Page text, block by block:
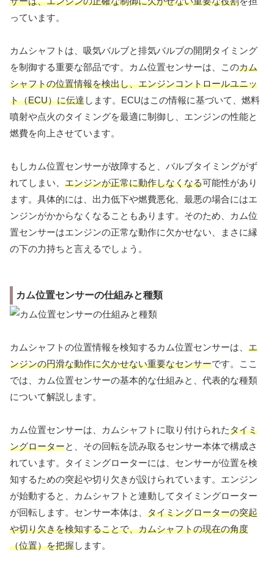
っています。
カムシャフトは、吸気バルブと排気バルブの開閉タイミング
を制御する重要な部品です。カム位置センサーは、このカム
シャフトの位置情報を検出し、エンジンコントロールユニッ
ト（ECU）に伝達します。ECUはこの情報に基づいて、燃料
噴射や点火のタイミングを最適に制御し、エンジンの性能と
燃費を向上させています。
もしカム位置センサーが故障すると、バルブタイミングがず
れてしまい、 エンジンが正常に動作しなくなる可能性があり
ます。具体的には、出力低下や燃費悪化、最悪の場合にはエ
ンジンがかからなくなることもあります。そのため、カム位
置センサーはエンジンの正常な動作に欠かせない、まさに縁
の下の力持ちと言えるでしょう。
カム位置センサーの仕組みと種類
カムシャフトの位置情報を検知するカム位置センサーは、 エ
ンジンの円滑な動作に欠かせない重要なセンサーです。ここ
では、カム位置センサーの基本的な仕組みと、代表的な種類
について解説します。
カム位置センサーは、カムシャフトに取り付けられたタイミ
ングローターと、その回転を読み取るセンサー本体で構成さ
れています。タイミングローターには、センサーが位置を検
知するための突起や切り欠きが設けられています。エンジン
が始動すると、カムシャフトと連動してタイミングローター
が回転します。センサー本体は、 タイミングローターの突起
や切り欠きを検知することで、カムシャフトの現在の角度
（位置）を把握します。